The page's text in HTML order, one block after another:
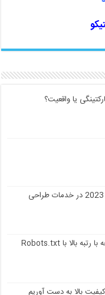
یا واقعیت؟
راهکارهای نوین با تکنولوژی 2023 در خدمات طراحی
بالا به دست آوریم